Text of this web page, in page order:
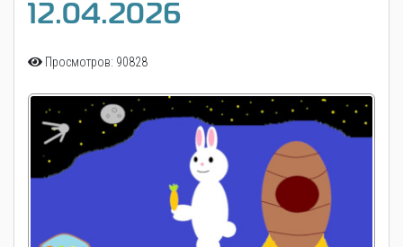
12.04.2026
Просмотров: 90828